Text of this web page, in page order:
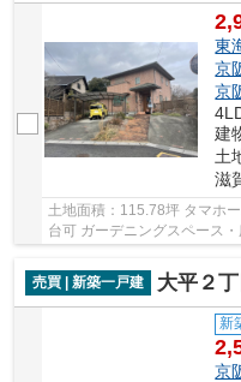
東
京
京
建
土
滋
土地面積：115.78坪 タマホ
台可 ガーデニングスペース
LDK21.4帖 トイレ2ヶ所あ
売買 | 新築一戸建
大平２
新
京